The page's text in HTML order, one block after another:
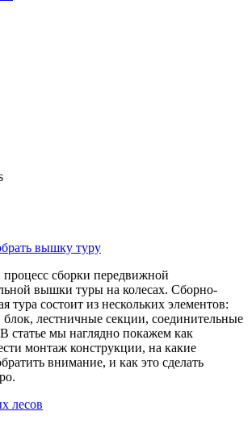
вышку туру
сборки передвижной
вышки туры на колесах. Сборно-
тура состоит из нескольких элементов:
блок, лестничные секции, соединительные
статье мы наглядно покажем как
монтаж конструкции, на какие
внимание, и как это сделать
лесов